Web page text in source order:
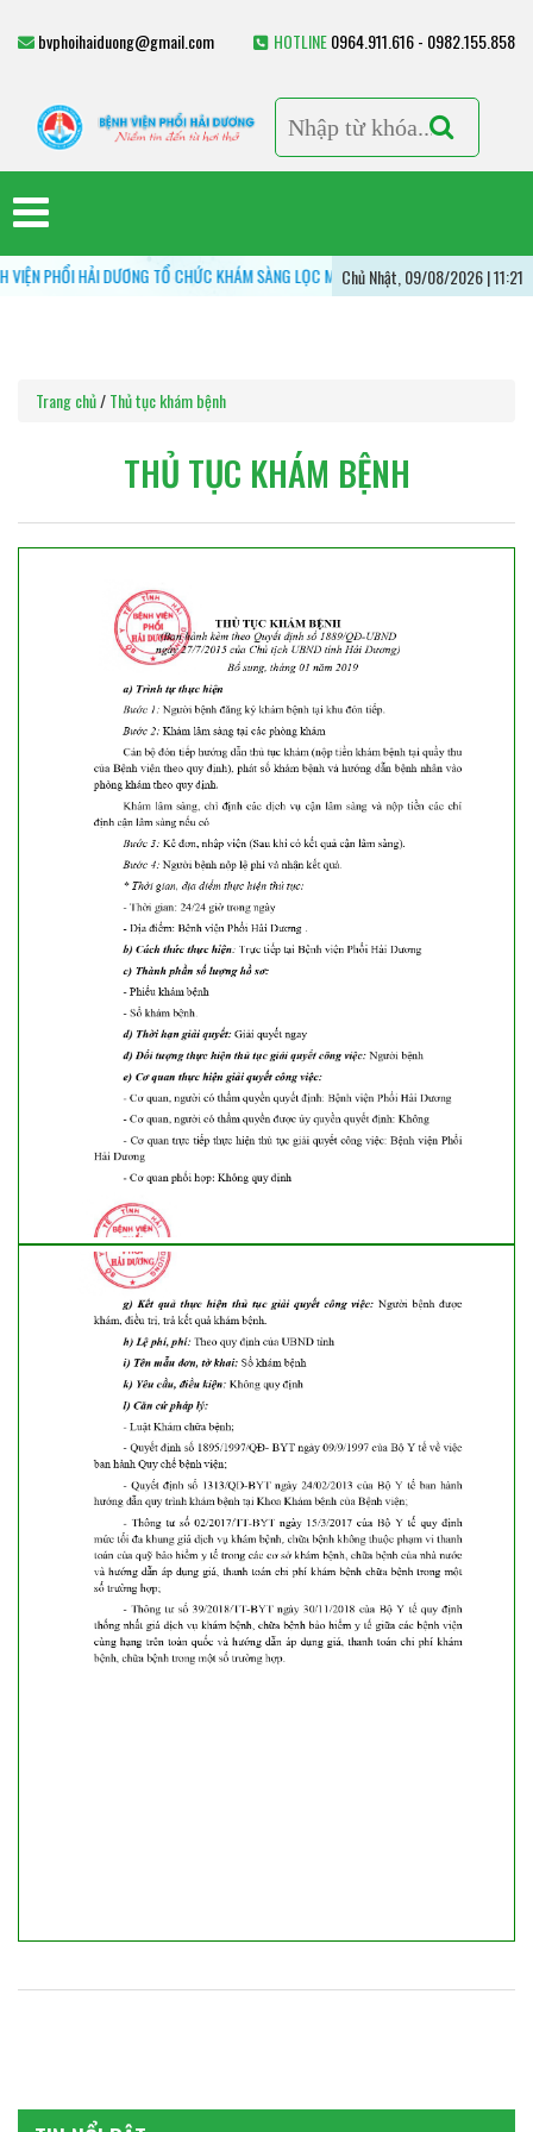
bvphoihaiduong@gmail.com HOTLINE0964.911.616 - 0982.155.858
Chủ Nhật, 09/08/2026 | 11:21
PHỔI HẢI DƯƠNG TỔ CHỨC KHÁM SÀNG LỌC MIỄN PHÍ CÁC BỆNH LÝ HÔ HẤP - VÌ
Trang chủ/Thủ tục khám bệnh
THỦ TỤC KHÁM BỆNH